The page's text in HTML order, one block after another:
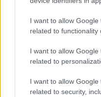
I want to allow
related to functionality
I want to allow
related to
I want to allow
related to security,